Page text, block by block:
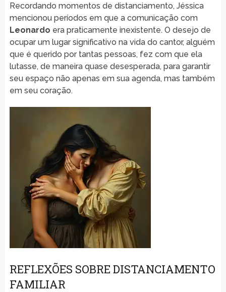
Recordando momentos de distanciamento, Jéssica
mencionou períodos em que a comunicação com
Leonardo era praticamente inexistente. O desejo de
ocupar um lugar significativo na vida do cantor, alguém
que é querido por tantas pessoas, fez com que ela
lutasse, de maneira quase desesperada, para garantir
seu espaço não apenas em sua agenda, mas também
em seu coração.
REFLEXÕES SOBRE DISTANCIAMENTO
FAMILIAR